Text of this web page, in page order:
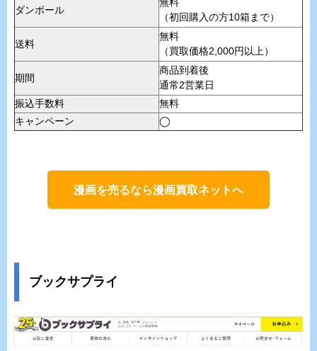
ダンボール
（初回購入の方10箱まで）
送料
無料
（買取価格2,000円以上）
期間
商品到着後
通常2営業日
振込手数料
無料
キャンペーン
◯
漫画を売るなら漫画買取ネットへ
ブックサプライ